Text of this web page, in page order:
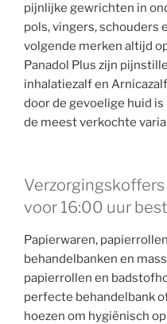
pijnlijke gewrichten in
pols, vingers, schouders
volgende merken altijd
Panadol Plus zijn
inhalatiezalf en
door de gevoelige huid
de meest verkochte
voor 16:00 uur
Papierwaren,
behandelbanken en
papierrollen en
perfecte behandelbank
hoezen om hygiënisch